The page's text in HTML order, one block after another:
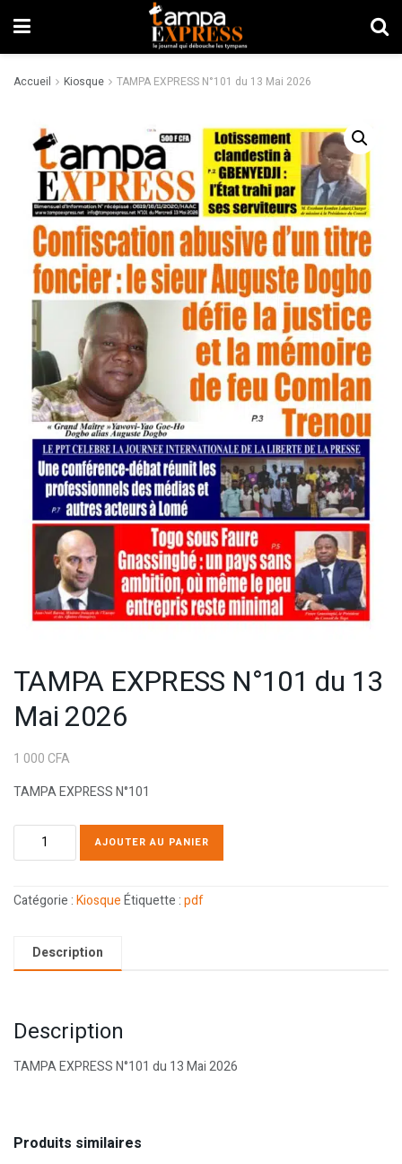
Accueil Kiosque TAMPA EXPRESS N°101 du 13 Mai 2026
TAMPA EXPRESS N°101 du 13
Mai 2026
1 000 CFA
TAMPA EXPRESS N°101
AJOUTER AU PANIER
Catégorie :KiosqueÉtiquette :pdf
Description
Description
TAMPA EXPRESS N°101 du 13 Mai 2026
Produits similaires